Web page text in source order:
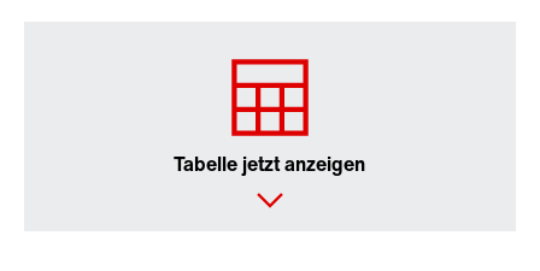
Tabelle jetzt anzeigen